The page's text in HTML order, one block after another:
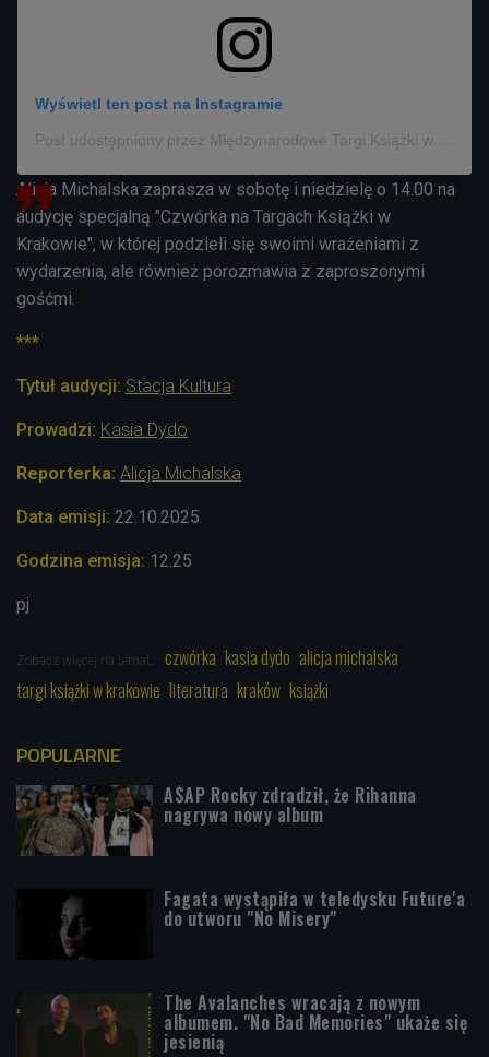
Wyświetl ten post na Instagramie
Alicja Michalska zaprasza w sobotę i niedzielę o 14.00 na
audycję specjalną "Czwórka na Targach Książki w
Krakowie", w której podzieli się swoimi wrażeniami z
wydarzenia, ale również porozmawia z zaproszonymi
gośćmi.
***
Tytuł audycji: Stacja Kultura
Prowadzi: Kasia Dydo
Reporterka: Alicja Michalska
Data emisji: 22.10.2025
Godzina emisja: 12.25
pj
Zobacz więcej na temat: czwórka kasia dydo alicja michalska
targi książki w krakowie literatura kraków książki
POPULARNE
A$AP Rocky zdradził, że Rihanna
nagrywa nowy album
Fagata wystąpiła w teledysku Future'a
do utworu "No Misery"
The Avalanches wracają z nowym
albumem. "No Bad Memories" ukaże się
jesienią